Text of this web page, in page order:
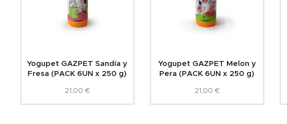
Yogupet GAZPET Sandía y
Fresa (PACK 6UN x 250 g)
21,00 €
Yogupet GAZPET Melon y
Pera (PACK 6UN x 250 g)
21,00 €